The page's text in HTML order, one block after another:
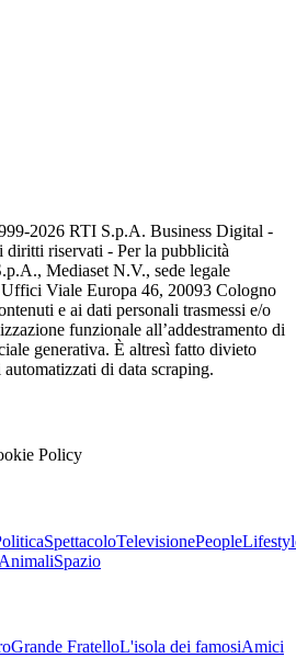
2026 RTI S.p.A. Business Digital -
diritti riservati - Per la pubblicità
Mediaset N.V., sede legale
Uffici Viale Europa 46, 20093 Cologno
e ai dati personali trasmessi e/o
funzionale all’addestramento di
generativa. È altresì fatto divieto
di data scraping.
Policy
SpettacoloTelevisionePeople
AnimaliSpazio
Grande FratelloL'isola dei famosiAmici